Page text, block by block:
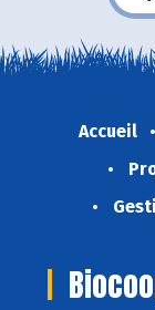
Accueil